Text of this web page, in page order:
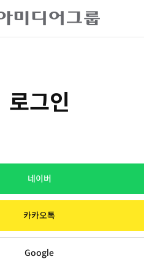
로그인
네이버
카카오톡
Google